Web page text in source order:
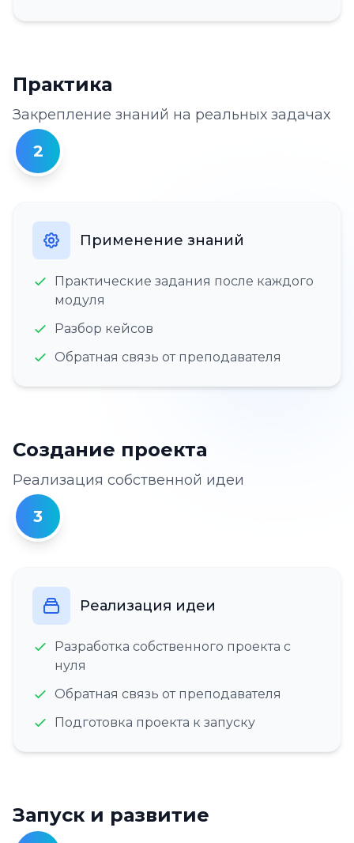
Практика
Закрепление знаний на реальных задачах
2
Применение знаний
Практические задания после каждого
модуля
Разбор кейсов
Обратная связь от преподавателя
Создание проекта
Реализация собственной идеи
3
Реализация идеи
Разработка собственного проекта с
нуля
Обратная связь от преподавателя
Подготовка проекта к запуску
Запуск и развитие